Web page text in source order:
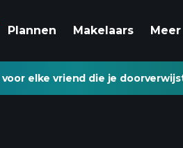
Plannen Makelaars Meer
elke vriend die je